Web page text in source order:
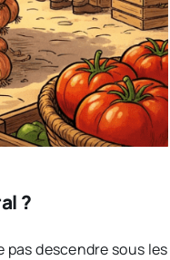
?
descendre sous les